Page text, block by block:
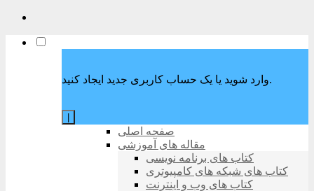
وارد شوید یا یک حساب کاربری جدید ایجاد کنید.
صفحه اصلی
مقاله های آموزشی
کتاب های برنامه نویسی
کتاب های شبکه های کامپیوتری
کتاب های وب و اینترنت